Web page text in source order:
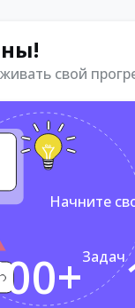
свой
Начните
Задач